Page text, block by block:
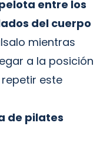
entre los
del cuerpo
mientras
a la posición
este
de pilates